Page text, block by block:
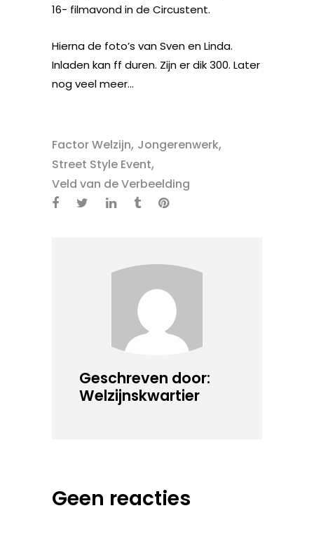
16- filmavond in de Circustent.
Hierna de foto’s van Sven en Linda.
Inladen kan ff duren. Zijn er dik 300. Later
nog veel meer…
Factor Welzijn, Jongerenwerk,
Street Style Event,
Veld van de Verbeelding
Geschreven door:
Welzijnskwartier
Geen reacties